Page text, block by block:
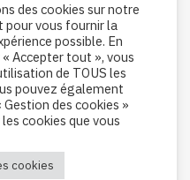
talents
des cookies sur notre
pour vous fournir la
possible. En
Accepter tout », vous
de TOUS les
pouvez également
Gestion des cookies »
cookies que vous
cookies